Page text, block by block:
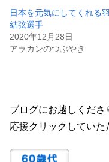
日本を元気にしてくれる
結弦選手
2020年12月28日
アラカンのつぶやき
ブログにお越しくださ
応援クリックしてい